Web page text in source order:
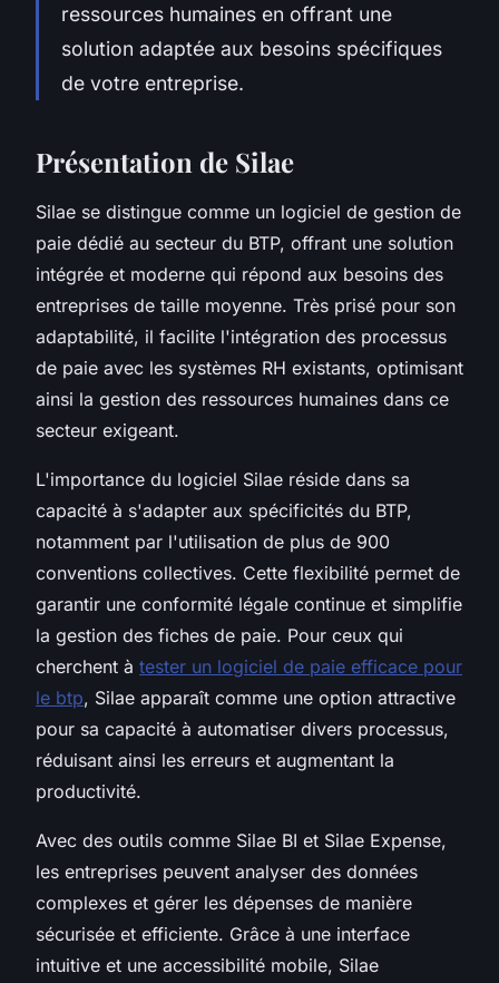
ressources humaines en offrant une
solution adaptée aux besoins spécifiques
de votre entreprise.
Présentation de Silae
Silae se distingue comme un logiciel de gestion de
paie dédié au secteur du BTP, offrant une solution
intégrée et moderne qui répond aux besoins des
entreprises de taille moyenne. Très prisé pour son
adaptabilité, il facilite l'intégration des processus
de paie avec les systèmes RH existants, optimisant
ainsi la gestion des ressources humaines dans ce
secteur exigeant.
L'importance du logiciel Silae réside dans sa
capacité à s'adapter aux spécificités du BTP,
notamment par l'utilisation de plus de 900
conventions collectives. Cette flexibilité permet de
garantir une conformité légale continue et simplifie
la gestion des fiches de paie. Pour ceux qui
cherchent à tester un logiciel de paie efficace pour
le btp, Silae apparaît comme une option attractive
pour sa capacité à automatiser divers processus,
réduisant ainsi les erreurs et augmentant la
productivité.
Avec des outils comme Silae BI et Silae Expense,
les entreprises peuvent analyser des données
complexes et gérer les dépenses de manière
sécurisée et efficiente. Grâce à une interface
intuitive et une accessibilité mobile, Silae